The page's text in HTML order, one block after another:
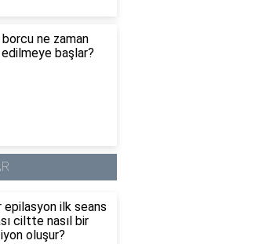
borcu ne zaman
başlar?
epilasyon ilk seans
ciltte nasıl bir
oluşur?